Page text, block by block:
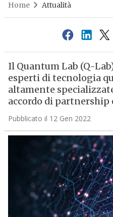
Home Attualità
Il Quantum Lab (Q-
esperti di tecnologia
altamente
accordo di partnership
Pubblicato il 12 Gen 2022